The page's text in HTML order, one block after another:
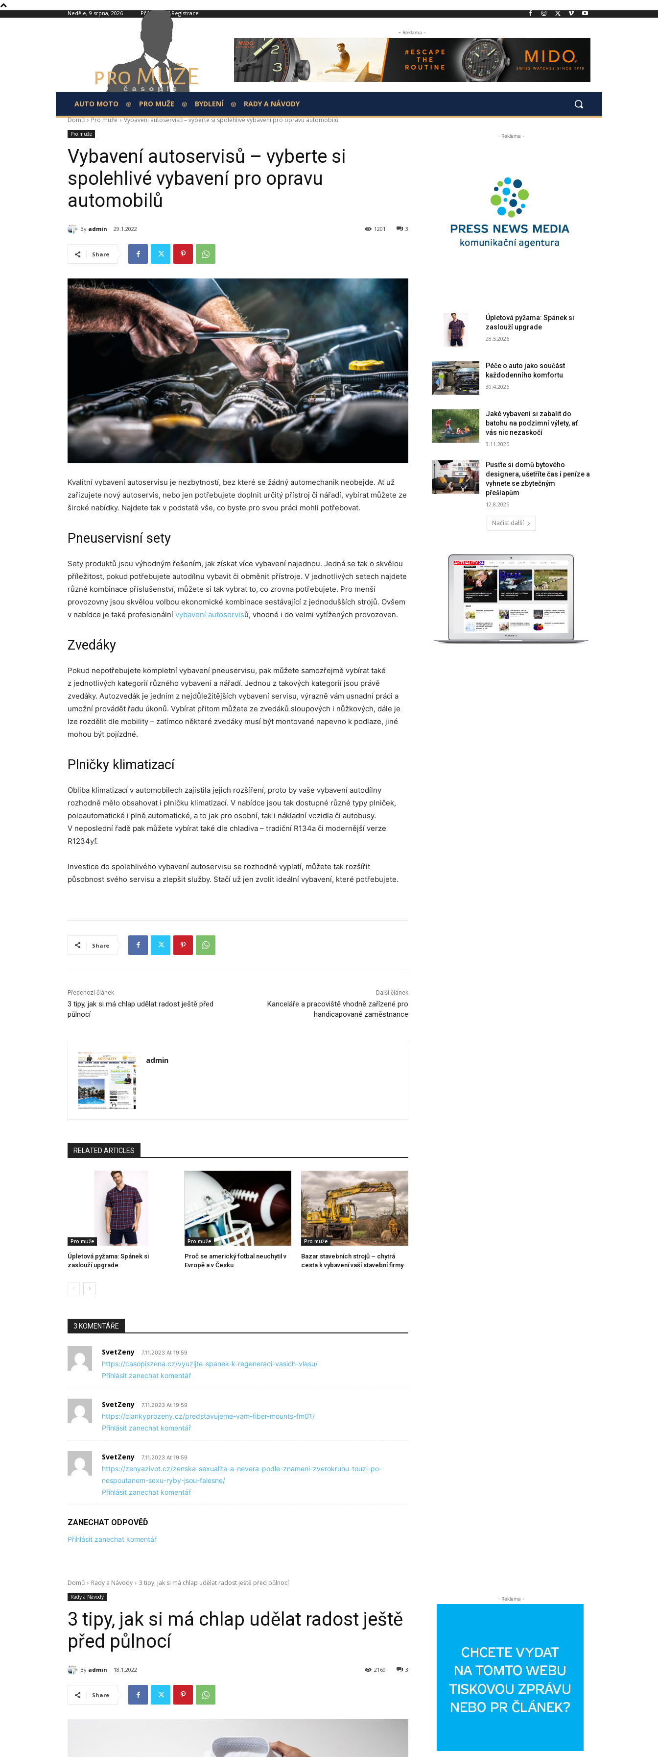
Neděle, 9 srpna, 2026 Přihlášení / Registrace
pro MUŽE
časopis
- Reklama -
AUTO MOTO PRO MUŽE BYDLENÍ RADY A NÁVODY
Domů Pro muže Vybavení autoservisů – vyberte si spolehlivé vybavení pro opravu automobilů
Pro muže
Vybavení autoservisů – vyberte si
spolehlivé vybavení pro opravu
automobilů
By admin 29.1.2022 3
1201
Share
Kvalitní vybavení autoservisu je nezbytností, bez které se žádný automechanik neobejde. Ať už
zařizujete nový autoservis, nebo jen potřebujete doplnit určitý přístroj či nářadí, vybírat můžete ze
široké nabídky. Najdete tak v podstatě vše, co byste pro svou práci mohli potřebovat.
Pneuservisní sety
Sety produktů jsou výhodným řešením, jak získat více vybavení najednou. Jedná se tak o skvělou
příležitost, pokud potřebujete autodílnu vybavit či obměnit přístroje. V jednotlivých setech najdete
různé kombinace příslušenství, můžete si tak vybrat to, co zrovna potřebujete. Pro menší
provozovny jsou skvělou volbou ekonomické kombinace sestávající z jednodušších strojů. Ovšem
v nabídce je také profesionální vybavení autoservisů, vhodné i do velmi vytížených provozoven.
Zvedáky
Pokud nepotřebujete kompletní vybavení pneuservisu, pak můžete samozřejmě vybírat také
z jednotlivých kategorií různého vybavení a nářadí. Jednou z takových kategorií jsou právě
zvedáky. Autozvedák je jedním z nejdůležitějších vybavení servisu, výrazně vám usnadní práci a
umožní provádět řadu úkonů. Vybírat přitom můžete ze zvedáků sloupových i nůžkových, dále je
lze rozdělit dle mobility – zatímco některé zvedáky musí být montované napevno k podlaze, jiné
mohou být pojízdné.
Plničky klimatizací
Obliba klimatizací v automobilech zajistila jejich rozšíření, proto by vaše vybavení autodílny
rozhodně mělo obsahovat i plničku klimatizací. V nabídce jsou tak dostupné různé typy plniček,
poloautomatické i plně automatické, a to jak pro osobní, tak i nákladní vozidla či autobusy.
V neposlední řadě pak můžete vybírat také dle chladiva – tradiční R134a či modernější verze
R1234yf.
Investice do spolehlivého vybavení autoservisu se rozhodně vyplatí, můžete tak rozšířit
působnost svého servisu a zlepšit služby. Stačí už jen zvolit ideální vybavení, které potřebujete.
Share
Předchozí článek
3 tipy, jak si má chlap udělat radost ještě před
půlnocí
Další článek
Kanceláře a pracoviště vhodně zařízené pro
handicapované zaměstnance
admin
RELATED ARTICLES
Pro muže
Úpletová pyžama: Spánek si
zaslouží upgrade
Pro muže
Proč se americký fotbal neuchytil v
Evropě a v Česku
Pro muže
Bazar stavebních strojů – chytrá
cesta k vybavení vaší stavební firmy
3 KOMENTÁŘE
SvetZeny 7.11.2023 At 19:59
https://casopiszena.cz/vyuzijte-spanek-k-regeneraci-vasich-vlasu/
Přihlásit zanechat komentář
SvetZeny 7.11.2023 At 19:59
https://clankyprozeny.cz/predstavujeme-vam-fiber-mounts-fm01/
Přihlásit zanechat komentář
SvetZeny 7.11.2023 At 19:59
https://zenyazivot.cz/zenska-sexualita-a-nevera-podle-znameni-zverokruhu-touzi-po-
nespoutanem-sexu-ryby-jsou-falesne/
Přihlásit zanechat komentář
ZANECHAT ODPOVĚĎ
Přihlásit zanechat komentář
- Reklama -
Úpletová pyžama: Spánek si
zaslouží upgrade
28.5.2026
Péče o auto jako součást
každodenního komfortu
30.4.2026
Jaké vybavení si zabalit do
batohu na podzimní výlety, ať
vás nic nezaskočí
3.11.2025
Pusťte si domů bytového
designera, ušetříte čas i peníze a
vyhnete se zbytečným
přešlapům
12.8.2025
Načíst další